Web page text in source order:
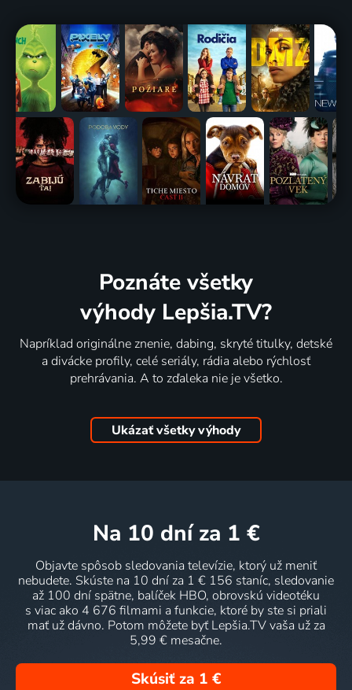
Poznáte všetky
výhody Lepšia.TV?
Napríklad originálne znenie, dabing, skryté titulky, detské
a divácke profily, celé seriály, rádia alebo rýchlosť
prehrávania. A to zďaleka nie je všetko.
Ukázať všetky výhody
na 10 dní za 1 €
Objavte spôsob sledovania televízie, ktorý už meniť
nebudete. Skúste na 10 dní za 1 € 156 staníc, sledovanie
až 100 dní spätne, balíček HBO, obrovskú videotéku
s viac ako 4 676 filmami a funkcie, ktoré by ste si priali
mať už dávno. Potom môžete byť Lepšia.TV vaša už za
5,99 € mesačne.
Skúsiť za 1 €